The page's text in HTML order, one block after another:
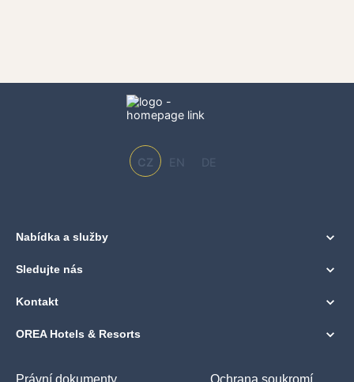
CZ EN DE
Nabídka a služby
Sledujte nás
Kontakt
OREA Hotels & Resorts
Právní dokumenty Ochrana soukromí